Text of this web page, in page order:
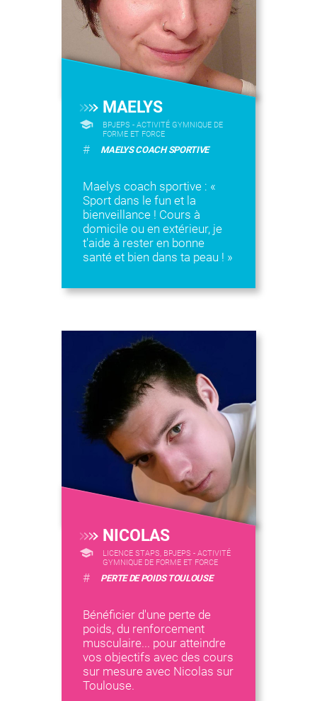
MAELYS
BPJEPS - ACTIVITÉ GYMNIQUE DE
FORME ET FORCE
# MAELYS COACH SPORTIVE
Maelys coach sportive : «
Sport dans le fun et la
bienveillance ! Cours à
domicile ou en extérieur, je
t'aide à rester en bonne
santé et bien dans ta peau ! »
NICOLAS
LICENCE STAPS, BPJEPS - ACTIVITÉ
GYMNIQUE DE FORME ET FORCE
# PERTE DE POIDS TOULOUSE
Bénéficier d'une perte de
poids, du renforcement
musculaire... pour atteindre
vos objectifs avec des cours
sur mesure avec Nicolas sur
Toulouse.